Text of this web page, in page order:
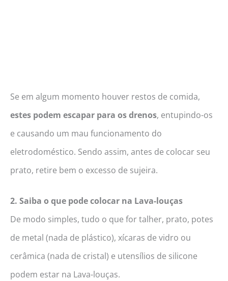
Se em algum momento houver restos de comida,
estes podem escapar para os drenos, entupindo-os
e causando um mau funcionamento do
eletrodoméstico. Sendo assim, antes de colocar seu
prato, retire bem o excesso de sujeira.
2. Saiba o que pode colocar na Lava-louças
De modo simples, tudo o que for talher, prato, potes
de metal (nada de plástico), xícaras de vidro ou
cerâmica (nada de cristal) e utensílios de silicone
podem estar na Lava-louças.